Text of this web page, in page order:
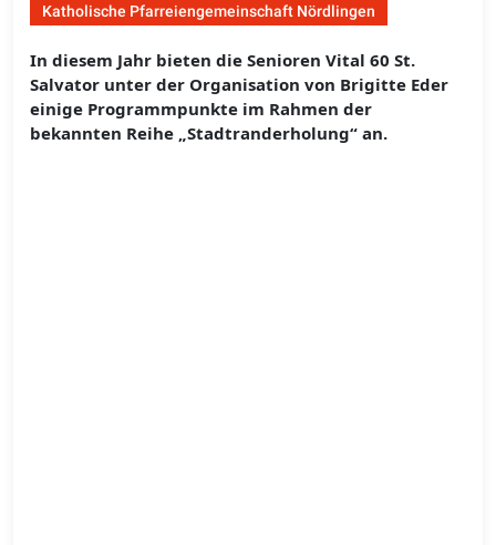
Katholische Pfarreiengemeinschaft Nördlingen
In diesem Jahr bieten die Senioren Vital 60 St.
Salvator unter der Organisation von Brigitte Eder
einige Programmpunkte im Rahmen der
bekannten Reihe „Stadtranderholung“ an.